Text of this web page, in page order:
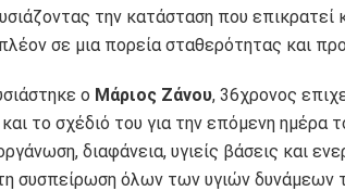
την κατάσταση που επικρατεί
σε μια πορεία σταθερότητας και
ο Μάριος Ζάνου, 36χρονος
το σχέδιό του για την επόμενη ημέρα
διαφάνεια, υγιείς βάσεις και
συσπείρωση όλων των υγιών δυνάμεων